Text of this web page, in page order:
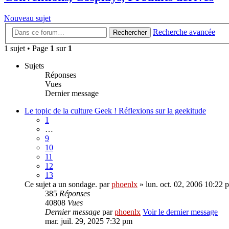
Nouveau sujet
Rechercher
Recherche avancée
1 sujet • Page 1 sur 1
Sujets
Réponses
Vues
Dernier message
Le topic de la culture Geek ! Réflexions sur la geekitude
1
…
9
10
11
12
13
Ce sujet a un sondage. parphoenlx » lun. oct. 02, 2006 10:22
385 Réponses
40808 Vues
Dernier message parphoenlx Voir le dernier message
mar. juil. 29, 2025 7:32 pm